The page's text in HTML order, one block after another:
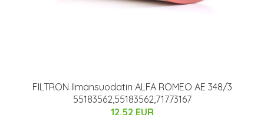
FILTRON Ilmansuodatin ALFA ROMEO AE 348/3
55183562,55183562,71773167
12.52 EUR